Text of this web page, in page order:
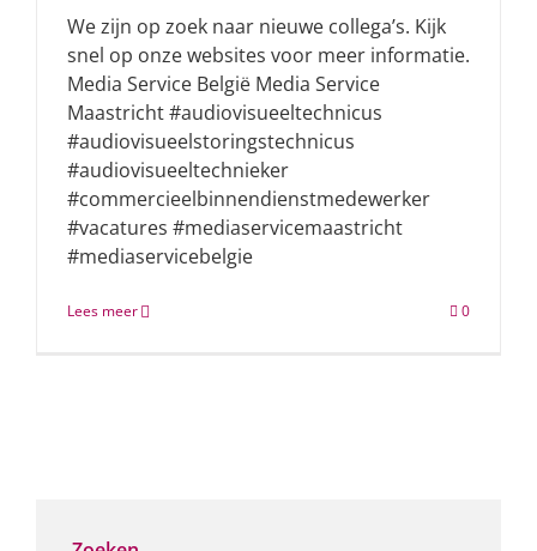
We zijn op zoek naar nieuwe collega’s. Kijk
snel op onze websites voor meer informatie.
Media Service België Media Service
Maastricht #audiovisueeltechnicus
#audiovisueelstoringstechnicus
#audiovisueeltechnieker
#commercieelbinnendienstmedewerker
#vacatures #mediaservicemaastricht
#mediaservicebelgie
Lees meer 0